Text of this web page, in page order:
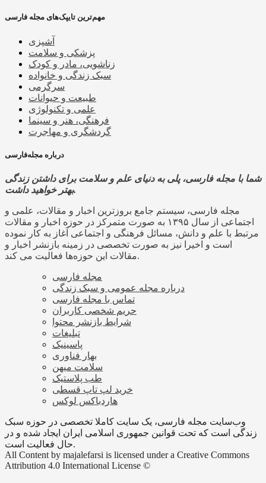
مهم‌ترین تایپک‌های مجله فارسی
آشپزی
پزشکی و سلامت
زناشویی، مادر و کودک
سبک زندگی و خانواده
سرگرمی
طبیعت و حیوانات
علمی و تکنولوژی
فرهنگی، هنر و سینما
گردشگری و مهاجرت
درباره مجله‌فارسی
شما با مجله فارسی، پلی به دنیای علم و سلامت برای داشتن زندگی
بهتر خواهید داشت.
مجله فارسی، سیستم جامع بروزترین اخبار و مقالات، علمی و
اجتماعی از سال ۱۳۹۵ به صورت متمرکز در حوزه اخبار و مقالات
مرتبط با علم و دانش، مسائل فرهنگی و اجتماعی آغاز به کار نموده
است و اخیرا نیز به صورت تخصصی در زمینه بازنشر اخبار و
مقالات این حوزه‌ها فعالیت می کند.
مجله فارسی
درباره مجله عمومی و سبک زندگی
تماس با مجله فارسی
حریم شخصی کاربران
شرایط بازنشر محتوا
تبلیغات
پاسینیک
بهار فناوری
سلامت میهن
طب پلاستیک
خرید لپ تاپ قسطی
هاردباکس لوکس
وب‌سایت مجله فارسی، یک سایت کاملا تخصصی در حوزه سبک
زندگی است که تحت قوانین جمهوری اسلامی ایران ایجاد شده و در
حال فعالیت است.
All Content by majalefarsi is licensed under a Creative Commons
Attribution 4.0 International License ©️